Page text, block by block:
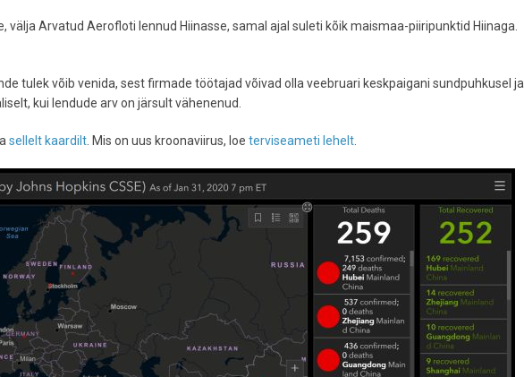
välja Arvatud Aerofloti lennud Hiinasse, samal ajal suleti kõik maismaa-piiripunktid Hiinaga.
tulek võib venida, sest firmade töötajad võivad olla veebruari keskpaigani sundpuhkusel ja
kui lendude arv on järsult vähenenud.
sellelt kaardilt . Mis on uus kroonaviirus, loe terviseameti lehelt